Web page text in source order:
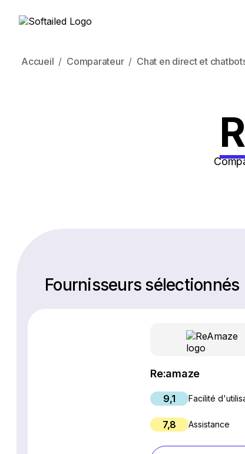
Accueil Comparateur Chat en direct et
Fournisseurs sélectionnés
Re:amaze
9,1 Facilité
7,8 Assistance